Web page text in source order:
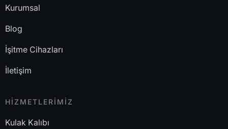
Kurumsal
Blog
İşitme Cihazları
İletişim
HİZMETLERİMİZ
Kulak Kalıbı